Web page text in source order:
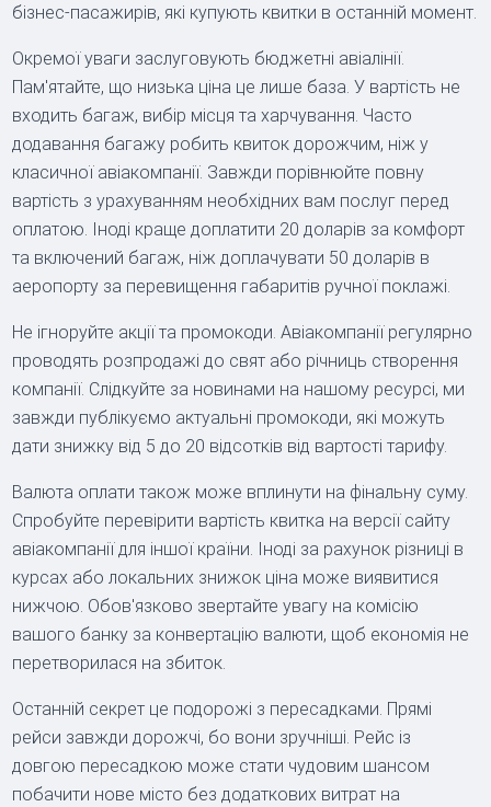
бізнес-пасажирів, які купують квитки в останній момент.
Окремої уваги заслуговують бюджетні авіалінії.
Пам'ятайте, що низька ціна це лише база. У вартість не
входить багаж, вибір місця та харчування. Часто
додавання багажу робить квиток дорожчим, ніж у
класичної авіакомпанії. Завжди порівнюйте повну
вартість з урахуванням необхідних вам послуг перед
оплатою. Іноді краще доплатити 20 доларів за комфорт
та включений багаж, ніж доплачувати 50 доларів в
аеропорту за перевищення габаритів ручної поклажі.
Не ігноруйте акції та промокоди. Авіакомпанії регулярно
проводять розпродажі до свят або річниць створення
компанії. Слідкуйте за новинами на нашому ресурсі, ми
завжди публікуємо актуальні промокоди, які можуть
дати знижку від 5 до 20 відсотків від вартості тарифу.
Валюта оплати також може вплинути на фінальну суму.
Спробуйте перевірити вартість квитка на версії сайту
авіакомпанії для іншої країни. Іноді за рахунок різниці в
курсах або локальних знижок ціна може виявитися
нижчою. Обов'язково звертайте увагу на комісію
вашого банку за конвертацію валюти, щоб економія не
перетворилася на збиток.
Останній секрет це подорожі з пересадками. Прямі
рейси завжди дорожчі, бо вони зручніші. Рейс із
довгою пересадкою може стати чудовим шансом
побачити нове місто без додаткових витрат на